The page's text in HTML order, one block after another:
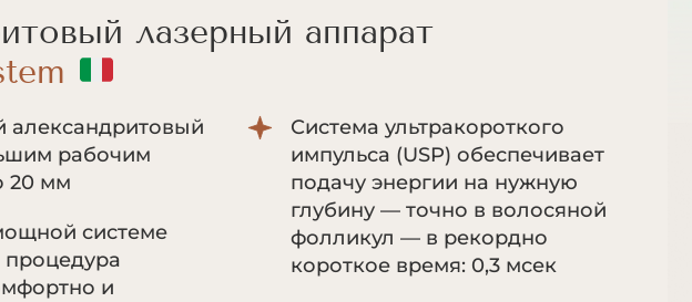
лазерный аппарат
александритовый
рабочим
20 мм
системе
и
Система ультракороткого
импульса (USP) обеспечивает
подачу энергии на нужную
глубину — точно в волосяной
фолликул — в рекордно
короткое время: 0,3 мсек